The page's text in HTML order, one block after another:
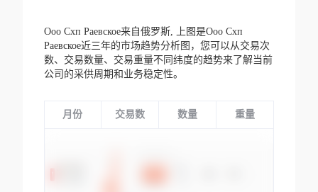
Ооо Схп Раевское来自俄罗斯,
上图是Ооо Схп
Раевское近三年的市场趋势分析图，您可以从交易次
数、交易数量、交易重量不同纬度的趋势来了解当前
公司的采供周期和业务稳定性。
月份 交易数 数量 重量